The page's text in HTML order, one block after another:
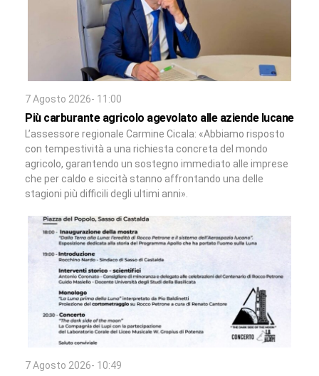
7 Agosto 2026- 11:00
Più carburante agricolo agevolato alle aziende lucane
L’assessore regionale Carmine Cicala: «Abbiamo risposto
con tempestività a una richiesta concreta del mondo
agricolo, garantendo un sostegno immediato alle imprese
che per caldo e siccità stanno affrontando una delle
stagioni più difficili degli ultimi anni».
7 Agosto 2026- 10:49